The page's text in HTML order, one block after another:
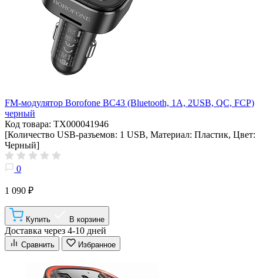
FM-модулятор Borofone BC43 (Bluetooth, 1A, 2USB, QC, FCP)
черный
Код товара: ТХ000041946
[Количество USB-разъемов: 1 USB, Материал: Пластик, Цвет:
Черный]
0
1 090 ₽
Купить В корзине
Доставка через 4-10 дней
Сравнить Избранное